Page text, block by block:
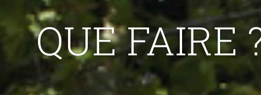
QUE FAIRE